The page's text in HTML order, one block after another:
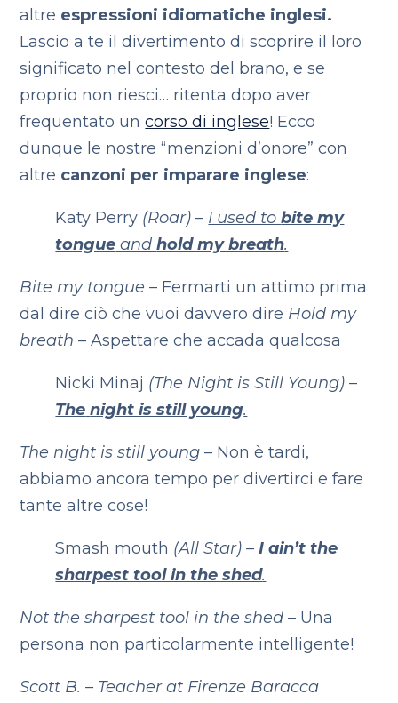
altre espressioni idiomatiche inglesi.
Lascio a te il divertimento di scoprire il loro
significato nel contesto del brano, e se
proprio non riesci… ritenta dopo aver
frequentato uncorso di inglese! Ecco
dunque le nostre “menzioni d’onore” con
altre canzoni per imparare inglese:
Katy Perry (Roar) – I used tobite my
tongue andhold my breath.
Bite my tongue – Fermarti un attimo prima
dal dire ciò che vuoi davvero dire Hold my
breath – Aspettare che accada qualcosa
Nicki Minaj (The Night is Still Young) –
The night is still young.
The night is still young – Non è tardi,
abbiamo ancora tempo per divertirci e fare
tante altre cose!
Smash mouth (All Star) – I ain’t the
sharpest tool in the shed.
Not the sharpest tool in the shed – Una
persona non particolarmente intelligente!
Scott B. – Teacher at Firenze Baracca